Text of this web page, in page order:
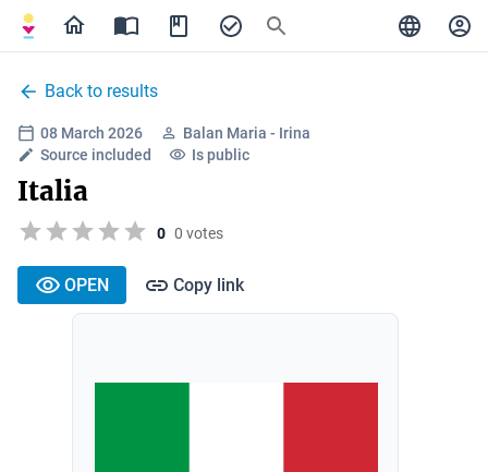
Back to results
08 March 2026
Balan Maria - Irina
Source included
Is public
Italia
0 0 votes
OPEN Copy link